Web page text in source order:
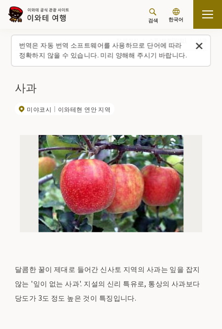
번역은 자동 번역 소프트웨어를 사용하므로 단어에 따라
정확하지 않을 수 있습니다. 미리 양해해 주시기 바랍니다.
검색 한국어
사과
미야코시 이와테현 연안 지역
달콤한 꿀이 제대로 들어간 신사토 지역의 사과는 잎을 잡지
않는 '잎이 없는 사과'. 지설의 신리 특유로, 통상의 사과보다
당도가 3도 정도 높은 것이 특징입니다.